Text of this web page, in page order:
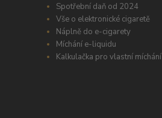
Spotřební daň od 2024
Vše o elektronické cigaretě
Náplně do e-cigarety
Míchání e-liquidu
Kalkulačka pro vlastní míchání